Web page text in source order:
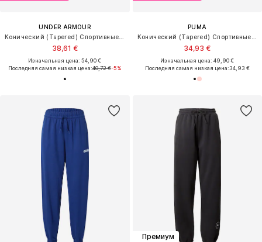
UNDER ARMOUR
38,61 €
Изначальная цена: 54,90 €
Последняя самая низкая цена:40,72 €-5%
PUMA
34,93 €
Изначальная цена: 49,90 €
Последняя самая низкая цена:34,93 €
Премиум